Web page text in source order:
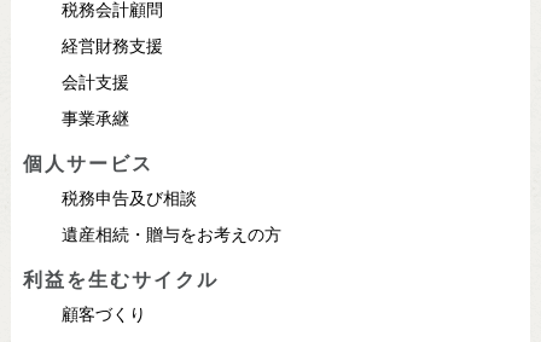
税務会計顧問
経営財務支援
会計支援
事業承継
個人サービス
税務申告及び相談
遺産相続・贈与をお考えの方
利益を生むサイクル
顧客づくり